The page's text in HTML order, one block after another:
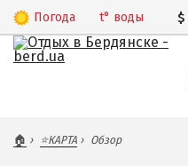
Погода t° воды $
🏠 ⭐КАРТА Обзор